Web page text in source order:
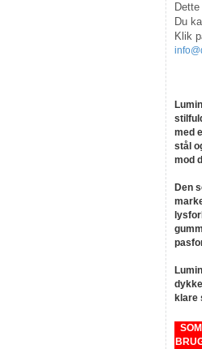
Du
Klik
med
stål
mod
Den
klare